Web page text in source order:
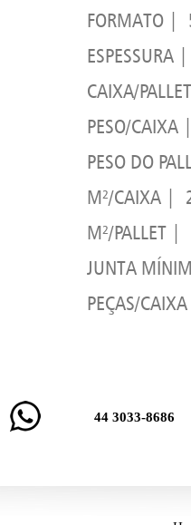
FORMATO |
CAIXA/
PESO/
PESO DO
M²/CAIXA |
M²/PALLET
JUNTA
PEÇAS/
44 3033-8686